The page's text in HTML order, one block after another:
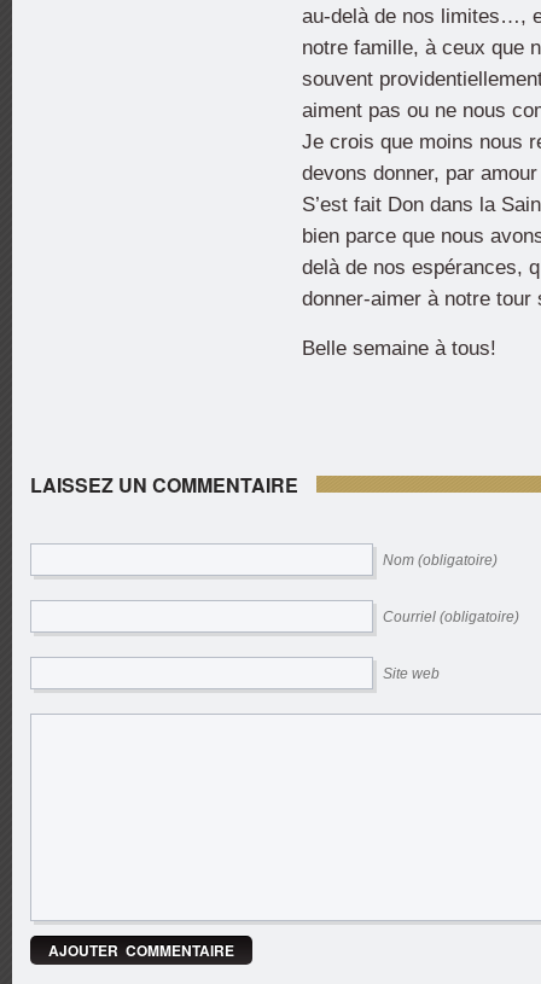
au-delà de nos limites…,
notre famille, à ceux que
souvent
aiment pas ou ne nous
Je crois que moins nous
devons donner, par
S’est fait Don dans la
bien parce que nous
delà de nos espérances,
donner-aimer à notre tour
Belle semaine à tous!
LAISSEZ UN COMMENTAIRE
Nom (obligatoire)
Courriel (obligatoire)
Site web